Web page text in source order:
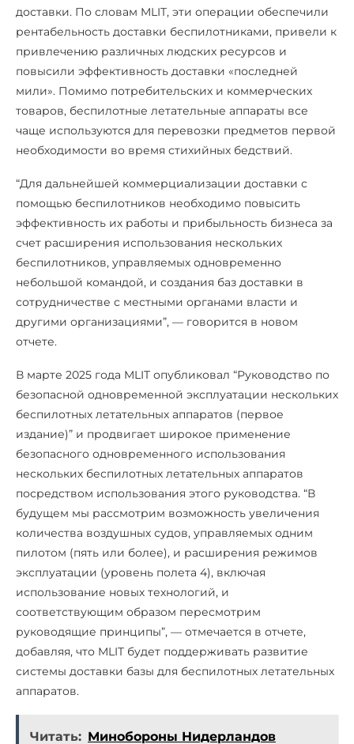
доставки. По словам MLIT, эти операции обеспечили
рентабельность доставки беспилотниками, привели к
привлечению различных людских ресурсов и
повысили эффективность доставки «последней
мили». Помимо потребительских и коммерческих
товаров, беспилотные летательные аппараты все
чаще используются для перевозки предметов первой
необходимости во время стихийных бедствий.
“Для дальнейшей коммерциализации доставки с
помощью беспилотников необходимо повысить
эффективность их работы и прибыльность бизнеса за
счет расширения использования нескольких
беспилотников, управляемых одновременно
небольшой командой, и создания баз доставки в
сотрудничестве с местными органами власти и
другими организациями”, — говорится в новом
отчете.
В марте 2025 года MLIT опубликовал “Руководство по
безопасной одновременной эксплуатации нескольких
беспилотных летательных аппаратов (первое
издание)” и продвигает широкое применение
безопасного одновременного использования
нескольких беспилотных летательных аппаратов
посредством использования этого руководства. “В
будущем мы рассмотрим возможность увеличения
количества воздушных судов, управляемых одним
пилотом (пять или более), и расширения режимов
эксплуатации (уровень полета 4), включая
использование новых технологий, и
соответствующим образом пересмотрим
руководящие принципы”, — отмечается в отчете,
добавляя, что MLIT будет поддерживать развитие
системы доставки базы для беспилотных летательных
аппаратов.
Читать: Минобороны Нидерландов